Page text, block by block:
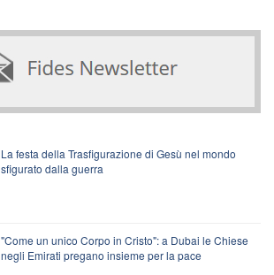
La festa della Trasfigurazione di Gesù nel mondo
sfigurato dalla guerra
"Come un unico Corpo in Cristo": a Dubai le Chiese
negli Emirati pregano insieme per la pace